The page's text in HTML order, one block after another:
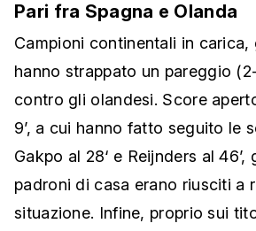
Pari fra Spagna e Olanda
Campioni continentali in carica,
hanno strappato un pareggio
contro gli olandesi. Score
9’, a cui hanno fatto seguito le
Gakpo al 28‘ e Reijnders al 46’,
padroni di casa erano riusciti a
situazione. Infine, proprio sui